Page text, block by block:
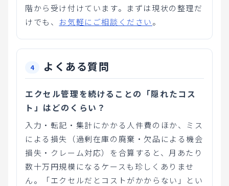
階から受け付けています。まずは現状の整理だ
けでも、 お気軽にご相談ください。
よくある質問
エクセル管理を続けることの「隠れたコス
ト」はどのくらい？
入力・転記・集計にかかる人件費のほか、ミス
による損失（過剰在庫の廃棄・欠品による機会
損失・クレーム対応）を合算すると、月あたり
数十万円規模になるケースも珍しくありませ
ん。「エクセルだとコストがかからない」とい